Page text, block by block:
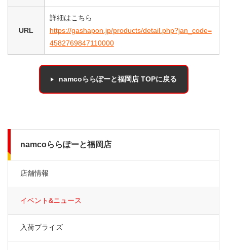
URL
詳細はこちら
https://gashapon.jp/products/detail.php?jan_code=
4582769847110000
namcoららぽーと福岡店 TOPに戻る
namcoららぽーと福岡店
店舗情報
イベント&ニュース
入荷プライズ